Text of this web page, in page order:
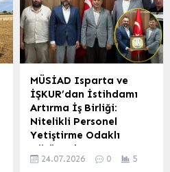
yoğun bir katılımla
gerçekleşti. 17 Mart 2026
Salı günü Mavi Yeşil
Restoran’da düzenlenen
etkinlikte, yaklaşık 250
davetli bir araya gelerek
hemşerilik bilincini ve birlik
ruhunu pekiştirdi.
Protokolden Tam Kadro
Destek TIRDEF’in
organize ettiği iftar
programına...
MÜSİAD Isparta ve
İŞKUR’dan İstihdamı
Artırma İş Birliği:
Nitelikli Personel
Yetiştirme Odaklı
Görüşmeler
ISPARTA – BHA MÜSİAD
24.07.2026 0 5